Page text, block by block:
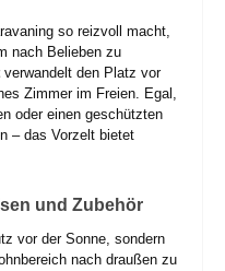
so reizvoll macht,
nach Belieben zu
verwandelt den Platz vor
Zimmer im Freien. Egal,
oder einen geschützten
– das Vorzelt bietet
und Zubehör
vor der Sonne, sondern
nach draußen zu